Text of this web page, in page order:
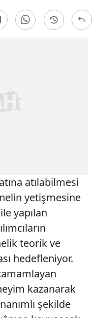
atılabilmesi
yetişmesine
yapılan
teorik ve
hedefleniyor.
kazanarak
şekilde